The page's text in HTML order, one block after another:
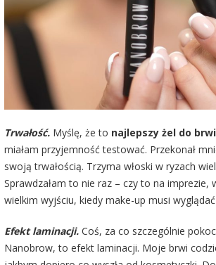
Trwałość. Myślę, że to najlepszy żel do brwi
miałam przyjemność testować. Przekonał
swoją trwałością. Trzyma włoski w ryzach
Sprawdzałam to nie raz – czy to na imprezie,
wielkim wyjściu, kiedy make-up musi
Efekt laminacji. Coś, za co szczególnie
Nanobrow, to efekt laminacji. Moje brwi